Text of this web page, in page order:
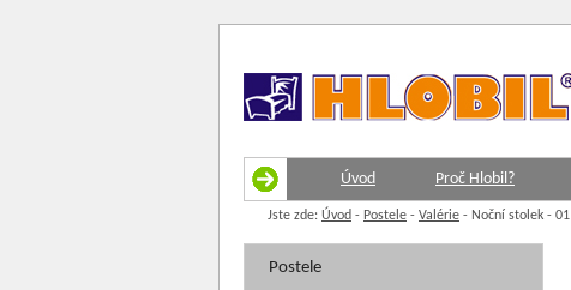
Úvod Proč Hlobil?
Jste zde: Úvod - Postele - Valérie - Noční stolek - 01
Postele